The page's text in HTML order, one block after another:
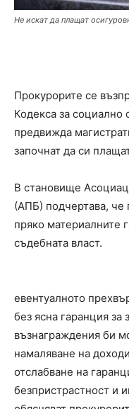
Не искат да плащат
Прокурорите се
Кодекса за социално
предвижда
започнат да си
В становище
(АПБ) подчертава, че
пряко материалните
„Според
евентуалното
без ясна гаранция за
възнаграждения би
намаляване на
отслабване на
безпристрастност и